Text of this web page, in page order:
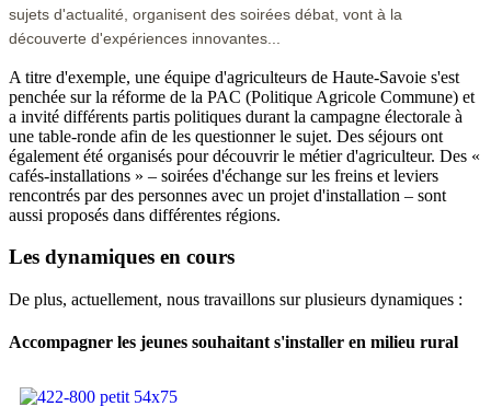
sujets d'actualité, organisent des soirées débat, vont à la
découverte d'expériences innovantes...
A titre d'exemple, une équipe d'agriculteurs de Haute-Savoie s'est
penchée sur la réforme de la PAC (Politique Agricole Commune) et
a invité différents partis politiques durant la campagne électorale à
une table-ronde afin de les questionner le sujet. Des séjours ont
également été organisés pour découvrir le métier d'agriculteur. Des «
cafés-installations » – soirées d'échange sur les freins et leviers
rencontrés par des personnes avec un projet d'installation – sont
aussi proposés dans différentes régions.
Les dynamiques en cours
De plus, actuellement, nous travaillons sur plusieurs dynamiques :
Accompagner les jeunes souhaitant s'installer en milieu rural